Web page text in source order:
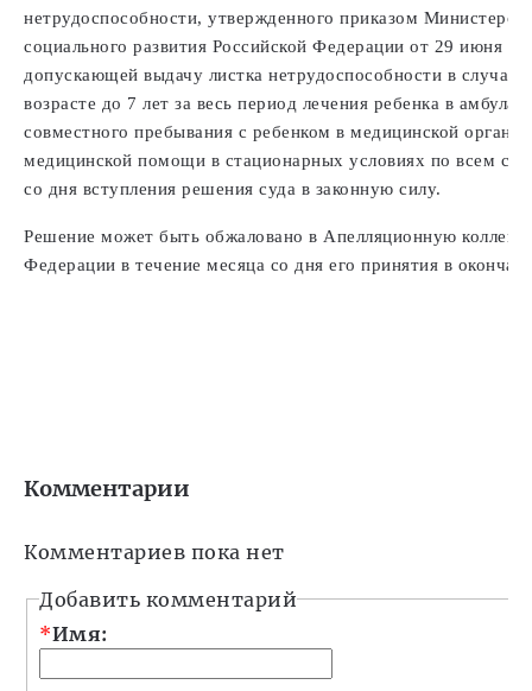
нетрудоспособности, утвержденного приказом
социального развития Российской Федерации от 29 июня
допускающей выдачу листка нетрудоспособности в случае
возрасте до 7 лет за весь период лечения ребенка в
совместного пребывания с ребенком в медицинской
медицинской помощи в стационарных условиях по всем
со дня вступления решения суда в законную силу.
Решение может быть обжаловано в Апелляционную
Федерации в течение месяца со дня его принятия в
Комментарии
Комментариев пока нет
Добавить комментарий
*Имя: